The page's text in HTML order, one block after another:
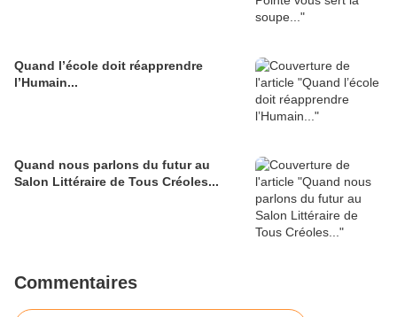
Quand l’école doit réapprendre
l’Humain...
Quand nous parlons du futur au
Salon Littéraire de Tous Créoles...
Commentaires